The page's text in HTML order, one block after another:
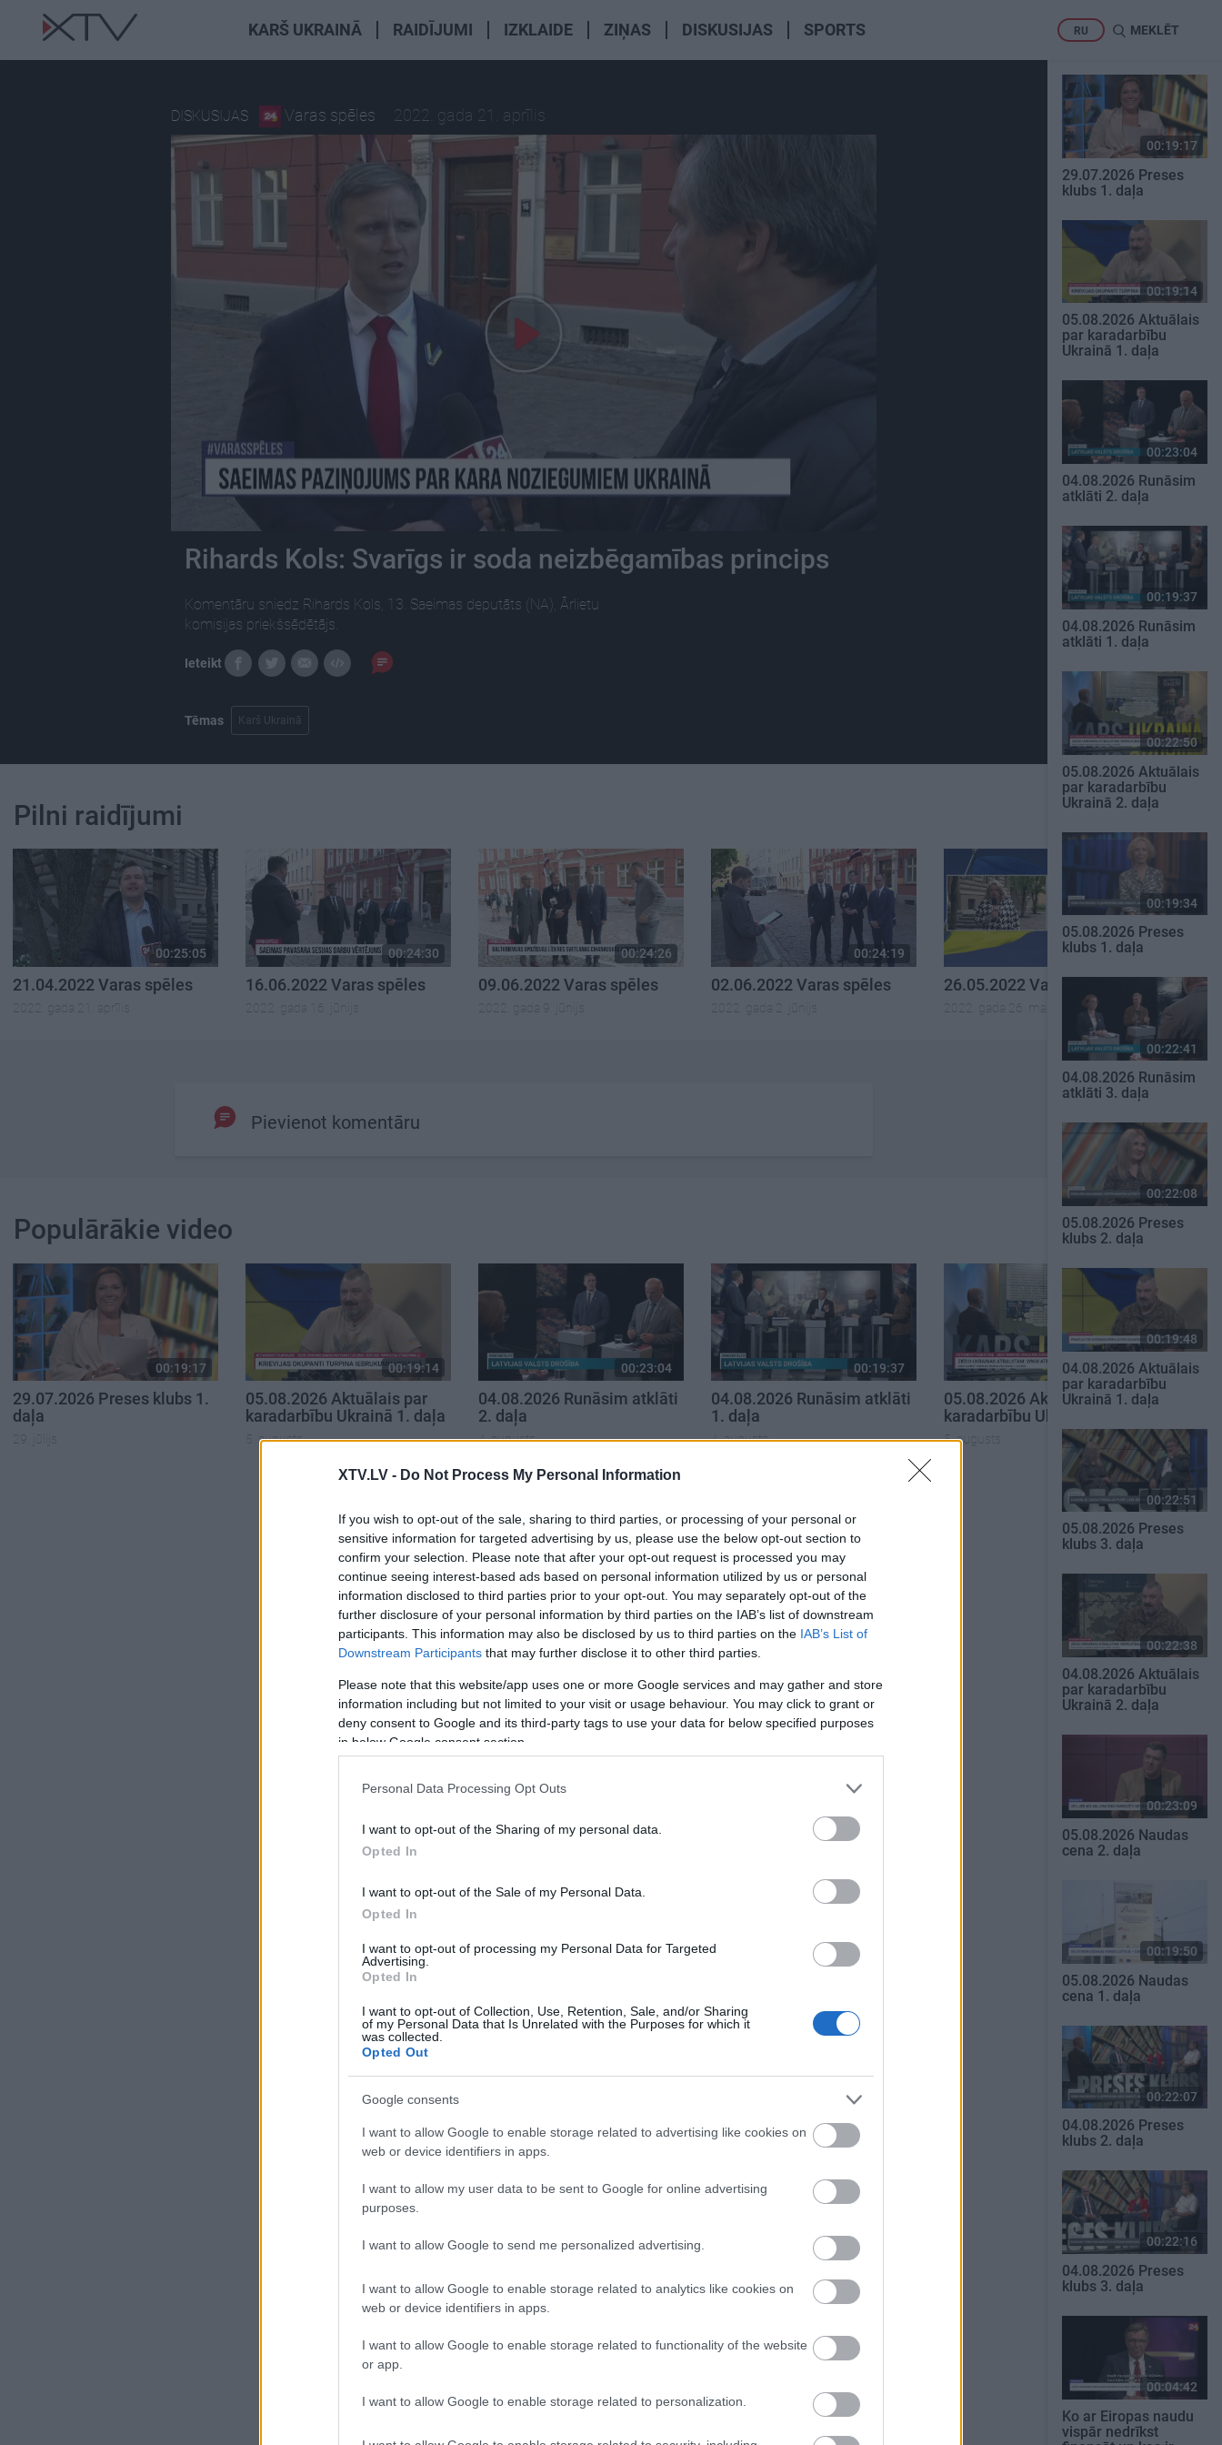
XTV.LV - Do Not Process My Personal Information
If you wish to opt-out of the sale, sharing to third parties, or processing of your personal or
sensitive information for targeted advertising by us, please use the below opt-out section to
confirm your selection. Please note that after your opt-out request is processed you may
continue seeing interest-based ads based on personal information utilized by us or personal
information disclosed to third parties prior to your opt-out. You may separately opt-out of the
further disclosure of your personal information by third parties on the IAB’s list of downstream
participants. This information may also be disclosed by us to third parties on the IAB’s List of
Downstream Participants that may further disclose it to other third parties.
Please note that this website/app uses one or more Google services and may gather and store
information including but not limited to your visit or usage behaviour. You may click to grant or
deny consent to Google and its third-party tags to use your data for below specified purposes
in below Google consent section.
Personal Data Processing Opt Outs
I want to opt-out of the Sharing of my personal data.
Opted In
I want to opt-out of the Sale of my Personal Data.
Opted In
I want to opt-out of processing my Personal Data for Targeted
Advertising.
Opted In
I want to opt-out of Collection, Use, Retention, Sale, and/or Sharing
of my Personal Data that Is Unrelated with the Purposes for which it
was collected.
Opted Out
Google consents
I want to allow Google to enable storage related to advertising like cookies on
web or device identifiers in apps.
I want to allow my user data to be sent to Google for online advertising
purposes.
I want to allow Google to send me personalized advertising.
I want to allow Google to enable storage related to analytics like cookies on
web or device identifiers in apps.
I want to allow Google to enable storage related to functionality of the website
or app.
I want to allow Google to enable storage related to personalization.
KARŠ UKRAINĀ RAIDĪJUMI IZKLAIDE ZIŅAS DISKUSIJAS SPORTS RU MEKLĒT
DISKUSIJAS Varas spēles 2022. gada 21. aprīlis
Rihards Kols: Svarīgs ir soda neizbēgamības princips
Komentāru sniedz Rihards Kols, 13. Saeimas deputāts (NA), Ārlietu
komisijas priekšsēdētājs.
Ieteikt
Tēmas Karš Ukrainā
Pilni raidījumi
00:25:05
21.04.2022 Varas spēles
2022. gada 21. aprīlis
00:24:30
16.06.2022 Varas spēles
2022. gada 16. jūnijs
00:24:26
09.06.2022 Varas spēles
2022. gada 9. jūnijs
00:24:19
02.06.2022 Varas spēles
2022. gada 2. jūnijs
00:25:14
26.05.2022 Varas spēles
2022. gada 26. maijs
Pievienot komentāru
Populārākie video
00:19:17
29.07.2026 Preses klubs 1.
daļa
29. jūlijs
00:19:14
05.08.2026 Aktuālais par
karadarbību Ukrainā 1. daļa
5. augusts
00:23:04
04.08.2026 Runāsim atklāti
2. daļa
4. augusts
00:19:37
04.08.2026 Runāsim atklāti
1. daļa
4. augusts
00:22:50
05.08.2026 Aktuālais par
karadarbību Ukrainā 2. daļa
5. augusts
SKATĪT VISUS
00:19:17
29.07.2026 Preses
klubs 1. daļa
00:19:14
05.08.2026 Aktuālais
par karadarbību
Ukrainā 1. daļa
00:23:04
04.08.2026 Runāsim
atklāti 2. daļa
00:19:37
04.08.2026 Runāsim
atklāti 1. daļa
00:22:50
05.08.2026 Aktuālais
par karadarbību
Ukrainā 2. daļa
00:19:34
05.08.2026 Preses
klubs 1. daļa
00:22:41
04.08.2026 Runāsim
atklāti 3. daļa
00:22:08
05.08.2026 Preses
klubs 2. daļa
00:19:48
04.08.2026 Aktuālais
par karadarbību
Ukrainā 1. daļa
00:22:51
05.08.2026 Preses
klubs 3. daļa
00:22:38
04.08.2026 Aktuālais
par karadarbību
Ukrainā 2. daļa
00:23:09
05.08.2026 Naudas
cena 2. daļa
00:19:50
05.08.2026 Naudas
cena 1. daļa
00:22:07
04.08.2026 Preses
klubs 2. daļa
00:22:16
04.08.2026 Preses
klubs 3. daļa
00:04:42
Ko ar Eiropas naudu
vispār nedrīkst